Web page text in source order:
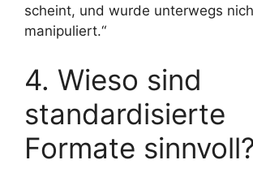
scheint, und wurde unterwegs
manipuliert.“
4. Wieso sind
standardisierte
Formate sinnvoll?